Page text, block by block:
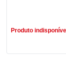
Produto indisponível